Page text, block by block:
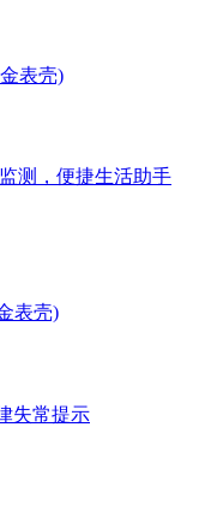
测，便捷生活助手
失常提示